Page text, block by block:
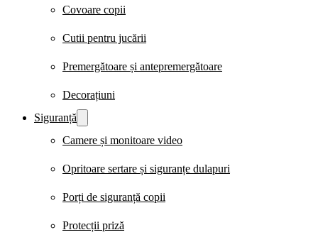
Covoare copii
Cutii pentru jucării
Premergătoare și antepremergătoare
Decorațiuni
Siguranță
Camere și monitoare video
Opritoare sertare și siguranțe dulapuri
Porți de siguranță copii
Protecții priză